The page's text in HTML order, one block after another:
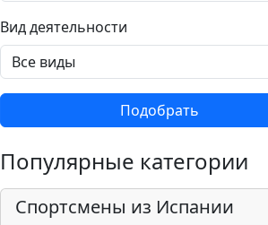
Вид деятельности
Подобрать
Популярные категории
Спортсмены из Испании